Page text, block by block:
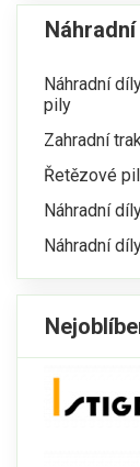
Náhradní
pily
Zahradní
Řetězové
Náhradní
Náhradní